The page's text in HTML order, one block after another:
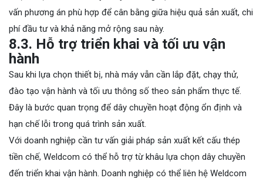
vấn phương án phù hợp để cân bằng giữa hiệu quả sản xuất, chi
phí đầu tư và khả năng mở rộng sau này.
8.3. Hỗ trợ triển khai và tối ưu vận
hành
Sau khi lựa chọn thiết bị, nhà máy vẫn cần lắp đặt, chạy thử,
đào tạo vận hành và tối ưu thông số theo sản phẩm thực tế.
Đây là bước quan trọng để dây chuyền hoạt động ổn định và
hạn chế lỗi trong quá trình sản xuất.
Với doanh nghiệp cần tư vấn giải pháp sản xuất kết cấu thép
tiền chế, Weldcom có thể hỗ trợ từ khâu lựa chọn dây chuyền
đến triển khai vận hành. Doanh nghiệp có thể liên hệ Weldcom